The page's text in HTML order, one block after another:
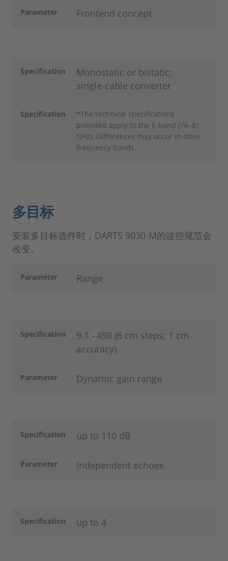
Parameter Frontend concept
Specification
Monostatic or bistatic;
single-cable converter
Specification
*The technical specifications
provided apply to the E-band (76–81
GHz). Differences may occur in other
frequency bands.
多目标
安装多目标选件时，DARTS 9030-M的这些规范会
改变。
Parameter Range
Specification 9.1 –498 (6 cm steps; 1 cm
accuracy)
Parameter Dynamic gain range
Specification up to 110 dB
Parameter Independent echoes
Specification up to 4